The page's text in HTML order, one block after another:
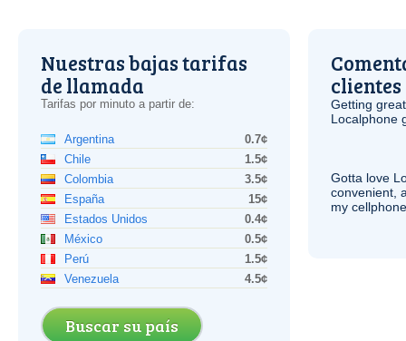
Nuestras bajas tarifas
de llamada
Tarifas por minuto a partir de:
Argentina
0.7¢
Chile
1.5¢
Colombia
3.5¢
España
15¢
Estados Unidos
0.4¢
México
0.5¢
Perú
1.5¢
Venezuela
4.5¢
Buscar su país
clientes
Getting
Localphone
Gotta love
convenient,
my